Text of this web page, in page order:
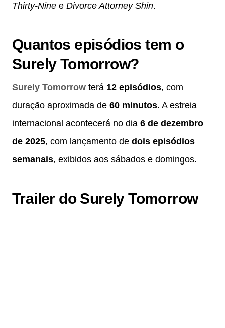
Thirty-Nine e Divorce Attorney Shin.
Quantos episódios tem o
Surely Tomorrow?
Surely Tomorrow terá 12 episódios, com
duração aproximada de 60 minutos. A estreia
internacional acontecerá no dia 6 de dezembro
de 2025, com lançamento de dois episódios
semanais, exibidos aos sábados e domingos.
Trailer do Surely Tomorrow